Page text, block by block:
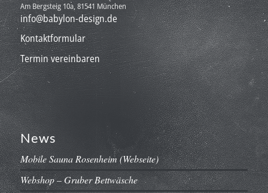
Am Bergsteig 10a, 81541 München
info@babylon-design.de
Kontaktformular
Termin vereinbaren
News
Mobile Sauna Rosenheim (Webseite)
Webshop – Gruber Bettwäsche